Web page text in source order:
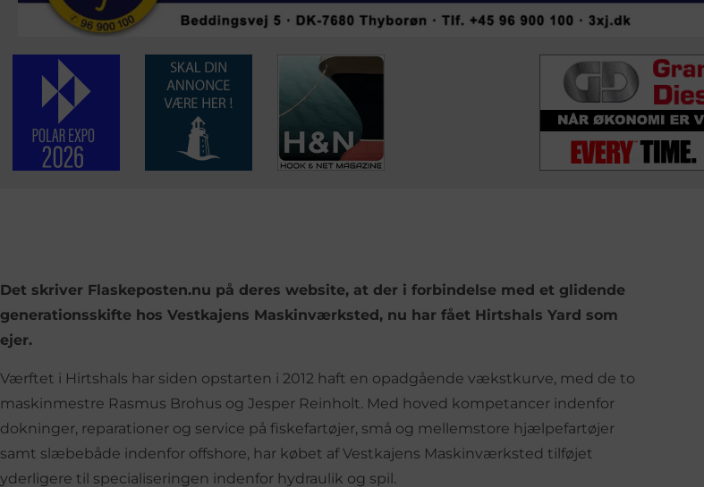
Det skriver Flaskeposten.nu på deres website, at der i forbindelse med et glidende
generationsskifte hos Vestkajens Maskinværksted, nu har fået Hirtshals Yard som
ejer.
Værftet i Hirtshals har siden opstarten i 2012 haft en opadgående vækstkurve, med de to
maskinmestre Rasmus Brohus og Jesper Reinholt. Med hoved kompetancer indenfor
dokninger, reparationer og service på fiskefartøjer, små og mellemstore hjælpefartøjer
samt slæbebåde indenfor offshore, har købet af Vestkajens Maskinværksted tilføjet
yderligere til specialiseringen indenfor hydraulik og spil.